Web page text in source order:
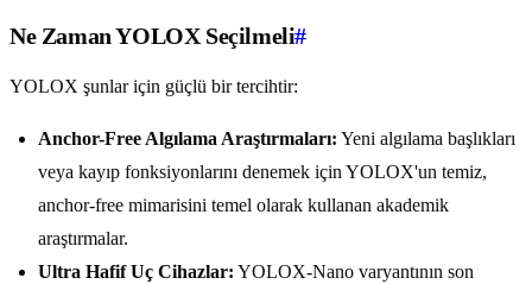
Ne Zaman YOLOX Seçilmeli#
YOLOX şunlar için güçlü bir tercihtir:
Anchor-Free Algılama Araştırmaları: Yeni algılama başlıkları
veya kayıp fonksiyonlarını denemek için YOLOX'un temiz,
anchor-free mimarisini temel olarak kullanan akademik
araştırmalar.
Ultra Hafif Uç Cihazlar: YOLOX-Nano varyantının son